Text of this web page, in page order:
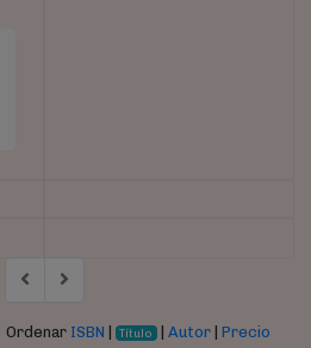
Ordenar ISBN Título |Autor |Precio